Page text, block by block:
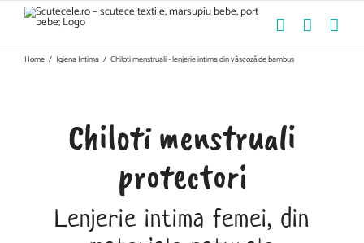
content
Home / Igiena Intima / Chiloti menstruali - lenjerie intima din vâscoză de bambus
Chiloti menstruali
protectori
Lenjerie intima femei, din